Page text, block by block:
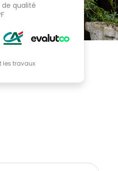
qualité
les travaux